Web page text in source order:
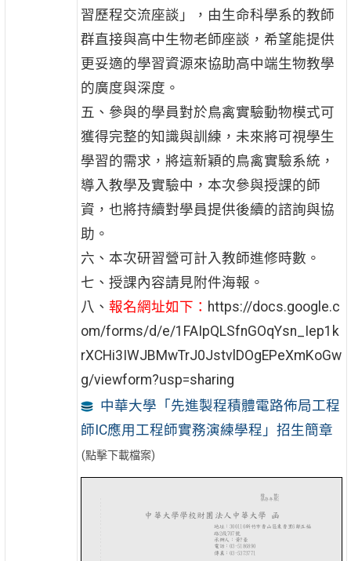
習歷程交流座談」，由生命科學系的教師
群直接與高中生物老師座談，希望能提供
更妥適的學習資源來協助高中端生物教學
的廣度與深度。
五、參與的學員對於鳥禽實驗動物模式可
獲得完整的知識與訓練，未來將可視學生
學習的需求，將這新穎的鳥禽實驗系統，
導入教學及實驗中，本次參與授課的師
資，也將持續對學員提供後續的諮詢與協
助。
六、本次研習營可計入教師進修時數。
七、授課內容請見附件海報。
八、 報名網址如下： https://docs.google.c
om/forms/d/e/1FAIpQLSfnGOqYsn_Iep1k
rXCHi3IWJBMwTrJ0JstvlDOgEPeXmKoGw
g/viewform?usp=sharing
中華大學「先進製程積體電路佈局工程
師IC應用工程師實務演練學程」招生簡章
(點擊下載檔案)